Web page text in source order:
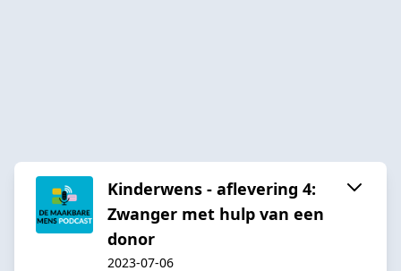
Kinderwens - aflevering 4:
Zwanger met hulp van een
donor
2023-07-06